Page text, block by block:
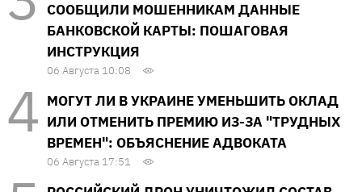
СООБЩИЛИ МОШЕННИКАМ ДАННЫЕ
БАНКОВСКОЙ КАРТЫ: ПОШАГОВАЯ
ИНСТРУКЦИЯ
06 Августа 10:08
МОГУТ ЛИ В УКРАИНЕ УМЕНЬШИТЬ ОКЛАД
ИЛИ ОТМЕНИТЬ ПРЕМИЮ ИЗ-ЗА "ТРУДНЫХ
ВРЕМЕН": ОБЪЯСНЕНИЕ АДВОКАТА
06 Августа 17:51